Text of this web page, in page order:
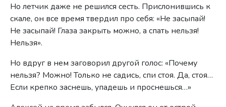
Но летчик даже не решился сесть. Прислонившись к
скале, он все время твердил про себя: «Не засыпай!
Не засыпай! Глаза закрыть можно, а спать нельзя!
Нельзя».
Но вдруг в нем заговорил другой голос: «Почему
нельзя? Можно! Только не садись, спи стоя. Да, стоя…
Если крепко заснешь, упадешь и проснешься…»